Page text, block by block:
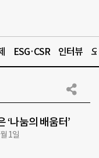
ESG·CSR 인터뷰
‘나눔의 배움터’
1일